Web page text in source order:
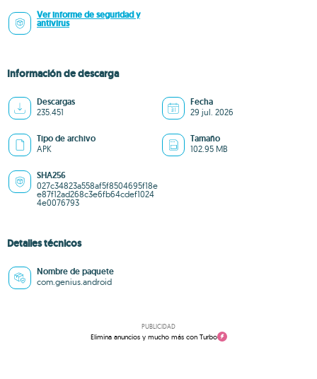
Ver informe de seguridad y
antivirus
Información de descarga
Descargas
235.451
Fecha
29 jul. 2026
Tipo de archivo
APK
Tamaño
102.95 MB
SHA256
027c34823a558af5f8504695f18e
e87f12ad268c3e6fb64cdef1024
4e0076793
Detalles técnicos
Nombre de paquete
com.genius.android
PUBLICIDAD
Elimina anuncios y mucho más con Turbo